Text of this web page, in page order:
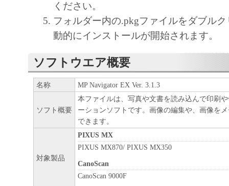
失、損害等について、いかなる場合に
任を負いません。
ユーザーは、日本国政府または該当国
許可等を得ることなしに、本ソフトウ
一部を、直接または間接に輸出しては
ください。
フォルダー内の.pkgファイルをダブル
動的にインストールが開始されます。
ソフトウエア概要
名称 MP Navigator EX Ver. 3.1.3
ソフト概要
本ファイルは、写真や文書を読み込んで印刷
ーションソフトです。画像の編集や、画像を
できます。
対象製品
PIXUS MX
PIXUS MX870/ PIXUS MX350
CanoScan
CanoScan 9000F